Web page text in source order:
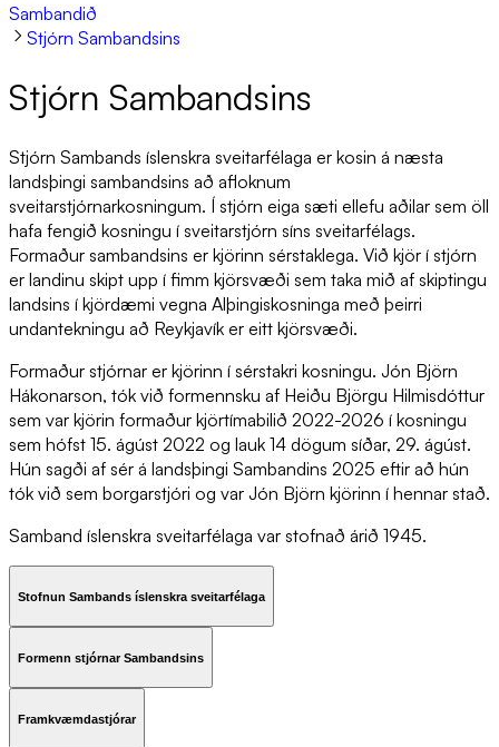
Sambandið
Stjórn Sambandsins
Stjórn Sam­bands­ins
Stjórn Sambands íslenskra sveitarfélaga er kosin á næsta
landsþingi sambandsins að afloknum
sveitarstjórnarkosningum. Í stjórn eiga sæti ellefu aðilar sem öll
hafa fengið kosningu í sveitarstjórn síns sveitarfélags.
Formaður sambandsins er kjörinn sérstaklega. Við kjör í stjórn
er landinu skipt upp í fimm kjörsvæði sem taka mið af skiptingu
landsins í kjördæmi vegna Alþingiskosninga með þeirri
undantekningu að Reykjavík er eitt kjörsvæði.
Formaður stjórnar er kjörinn í sérstakri kosningu. Jón Björn
Hákonarson, tók við formennsku af Heiðu Björgu Hilmisdóttur
sem var kjörin formaður kjörtímabilið 2022-2026 í kosningu
sem hófst 15. ágúst 2022 og lauk 14 dögum síðar, 29. ágúst.
Hún sagði af sér á landsþingi Sambandins 2025 eftir að hún
tók við sem borgarstjóri og var Jón Björn kjörinn í hennar stað.
Samband íslenskra sveitarfélaga var stofnað árið 1945.
Stofnun Sambands íslenskra sveitarfélaga
Formenn stjórnar Sambandsins
Framkvæmdastjórar